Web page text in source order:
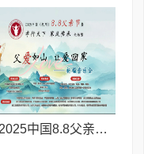
祝贺2025中国8.8父亲节“孝行天下家风传承”论坛暨祈福音乐会圆满成功